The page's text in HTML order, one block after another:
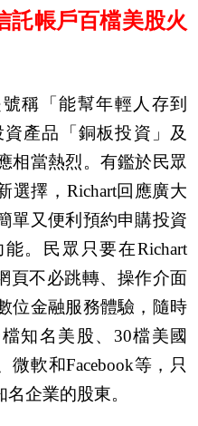
託帳戶百檔美股火
稱「能幫年輕人存到
產品「銅板投資」及
相當熱烈。有鑑於民眾
選擇，Richart回應廣大
單又便利預約申購投資
。民眾只要在Richart
頁不必跳轉、操作介面
位金融服務體驗，隨時
知名美股、30檔美國
軟和Facebook等，只
企業的股東。